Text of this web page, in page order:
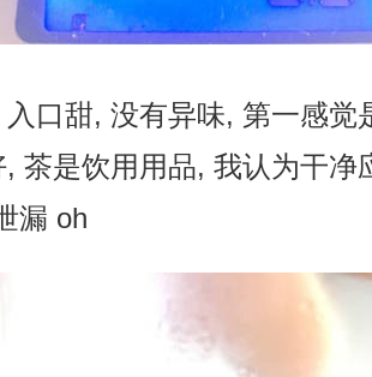
口甜, 没有异味, 第一感觉
茶是饮用用品, 我认为干净
漏 oh